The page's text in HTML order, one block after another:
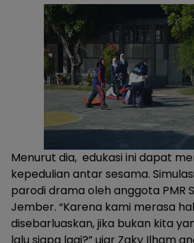
Menurut dia, edukasi ini dapat
kepedulian antar sesama.
parodi drama oleh anggota PMR
Jember. “Karena kami merasa
disebarluaskan, jika bukan kita